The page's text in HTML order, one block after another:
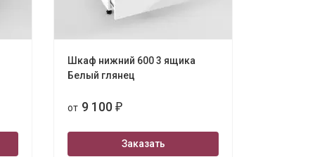
Шкаф нижний 600 3 ящика
Белый глянец
от 9 100 ₽
Заказать